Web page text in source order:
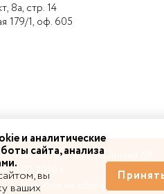
8а, стр. 14
179/1, оф. 605
экспертов», лицензия №
г.
Лицензия на образование
и аналитические
сайта, анализа
вы
ваших